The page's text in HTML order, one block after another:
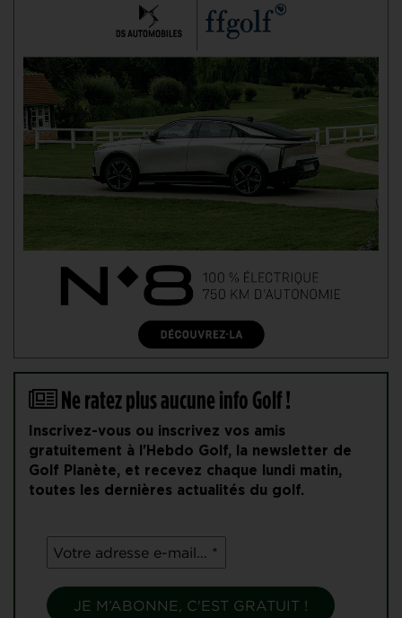
Ne ratez plus aucune info Golf !
Inscrivez-vous ou inscrivez vos amis
gratuitement à l'Hebdo Golf, la newsletter de
Golf Planète, et recevez chaque lundi matin,
toutes les dernières actualités du golf.